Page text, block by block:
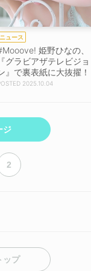
ニュース
姫野ひなの、
『グラビアザテレビジョ
』で裏表紙に大抜擢！
ザーカット][コメント
2025.10.04
ジ
2
ップ